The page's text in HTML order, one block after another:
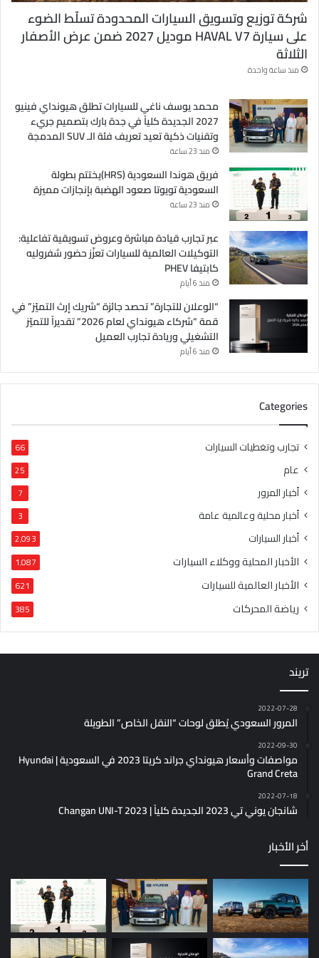
شركة توزيع وتسويق السيارات المحدودة تسلّط الضوء
على سيارة HAVAL V7 موديل 2027 ضمن عرض الأصفار
الثلاثة
منذ ساعة واحدة
محمد يوسف ناغي للسيارات تطلق هيونداي فينيو
2027 الجديدة كلياً في جدة بارك بتصميم جريء
وتقنيات ذكية تعيد تعريف فئة الـ SUV المدمجة
منذ 23 ساعة
فريق هوندا السعودية (HRS)يختتم بطولة
السعودية تويوتا صعود الهضبة بإنجازات مميزة
منذ 23 ساعة
عبر تجارب قيادة مباشرة وعروض تسويقية تفاعلية:
التوكيلات العالمية للسيارات تعزّز حضور شفروليه
كابتيفا PHEV
منذ 6 أيام
“الوعلان للتجارة” تحصد جائزة “شريك إرث التميّز” في
قمة “شركاء هيونداي لعام 2026” تقديراً للتميّز
التشغيلي وريادة تجارب العميل
منذ 6 أيام
Categories
تجارب وتغطيات السيارات 66
عام 25
أخبار المرور 7
أخبار محلية وعالمية عامة 3
أخبار السيارات 2٬093
الأخبار المحلية ووكلاء السيارات 1٬087
الأخبار العالمية للسيارات 621
رياضة المحركات 385
تريند
2022-07-28
المرور السعودي يُطلق لوحات “النقل الخاص” الطويلة
2022-09-30
مواصفات وأسعار هيونداي جراند كريتا 2023 في السعودية | Hyundai
Grand Creta
2022-07-18
شانجان يوني تي 2023 الجديدة كلياً | Changan UNI-T 2023
أخر الأخبار